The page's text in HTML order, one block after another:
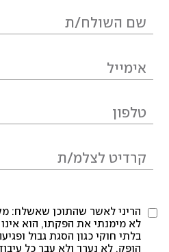
הריני לאשר שהתוכן שאשלח:
לא מימנתי את הפקתו, הוא
בלתי חוקי כגון הסגת גבול
הופק, לא נערך ולא עבר כל